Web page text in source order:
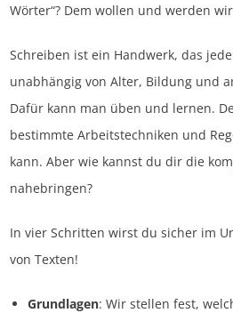
Wörter“? Dem wollen und werden
Schreiben ist ein Handwerk, das
unabhängig von Alter, Bildung und
Dafür kann man üben und lernen.
bestimmte Arbeitstechniken und
kann. Aber wie kannst du dir die
nahebringen?
In vier Schritten wirst du sicher im
von Texten!
Grundlagen: Wir stellen fest,